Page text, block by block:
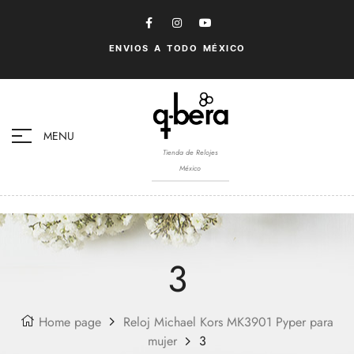
ENVIOS A TODO MÉXICO
MENU
Tienda de Relojes
México
3
Home page
Reloj Michael Kors MK3901 Pyper para
mujer
3